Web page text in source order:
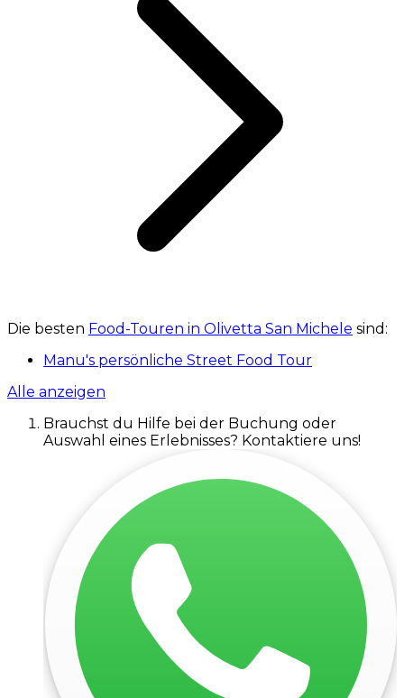
Die besten Food-Touren in Olivetta San Michele sind:
Manu's persönliche Street Food Tour
Alle anzeigen
Brauchst du Hilfe bei der Buchung oder
Auswahl eines Erlebnisses? Kontaktiere uns!